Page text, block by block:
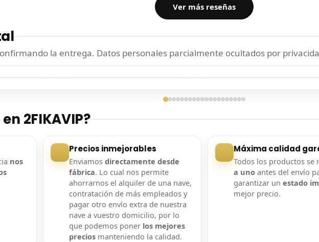
Ver más reseñas
la entrega. Datos personales parcialmente ocultados por
2FIKAVIP?
nos
Precios inmejorables
Enviamos directamente desde
fábrica. Lo cual nos permite
ahorrarnos el alquiler de una nave,
contratación de más empleados y
pagar otro envío extra de nuestra
nave a vuestro domicilio, por lo
que podemos poner los mejores
preciosmanteniendo la calidad.
Máxima calidad
Todos los productos se
a unoantes del envío
garantizar un estado
mejor precio.